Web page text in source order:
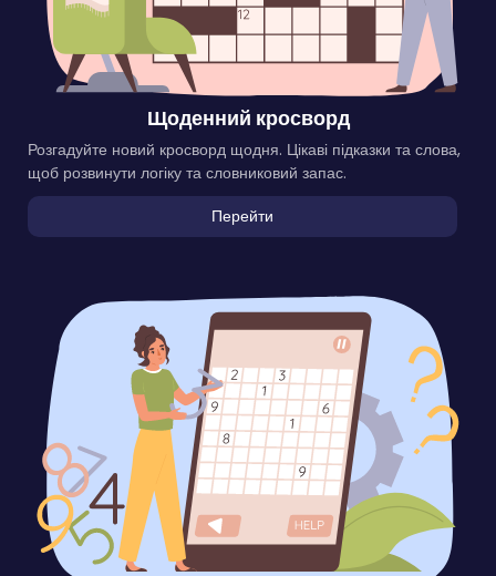
Щоденний кросворд
Розгадуйте новий кросворд щодня. Цікаві підказки та слова,
щоб розвинути логіку та словниковий запас.
Перейти